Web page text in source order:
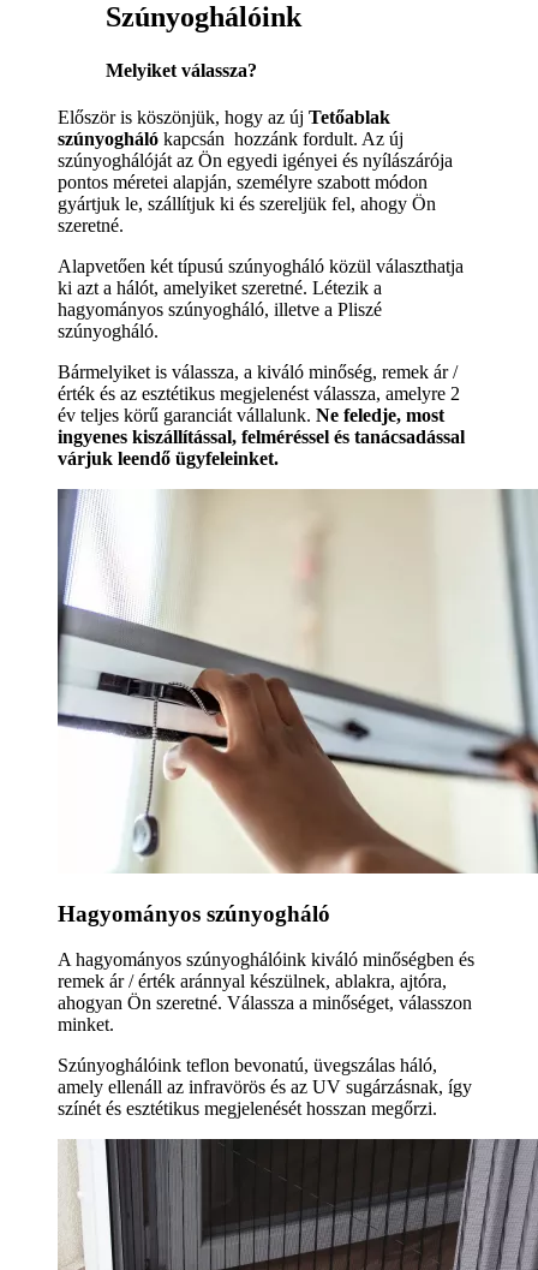
Szúnyoghálóink
Melyiket válassza?
Először is köszönjük, hogy az új Tetőablak
szúnyogháló kapcsán hozzánk fordult. Az új
szúnyoghálóját az Ön egyedi igényei és nyílászárója
pontos méretei alapján, személyre szabott módon
gyártjuk le, szállítjuk ki és szereljük fel, ahogy Ön
szeretné.
Alapvetően két típusú szúnyogháló közül választhatja
ki azt a hálót, amelyiket szeretné. Létezik a
hagyományos szúnyogháló, illetve a Pliszé
szúnyogháló.
Bármelyiket is válassza, a kiváló minőség, remek ár /
érték és az esztétikus megjelenést válassza, amelyre 2
év teljes körű garanciát vállalunk. Ne feledje, most
ingyenes kiszállítással, felméréssel és tanácsadással
várjuk leendő ügyfeleinket.
Hagyományos szúnyogháló
A hagyományos szúnyoghálóink kiváló minőségben és
remek ár / érték aránnyal készülnek, ablakra, ajtóra,
ahogyan Ön szeretné. Válassza a minőséget, válasszon
minket.
Szúnyoghálóink teflon bevonatú, üvegszálas háló,
amely ellenáll az infravörös és az UV sugárzásnak, így
színét és esztétikus megjelenését hosszan megőrzi.